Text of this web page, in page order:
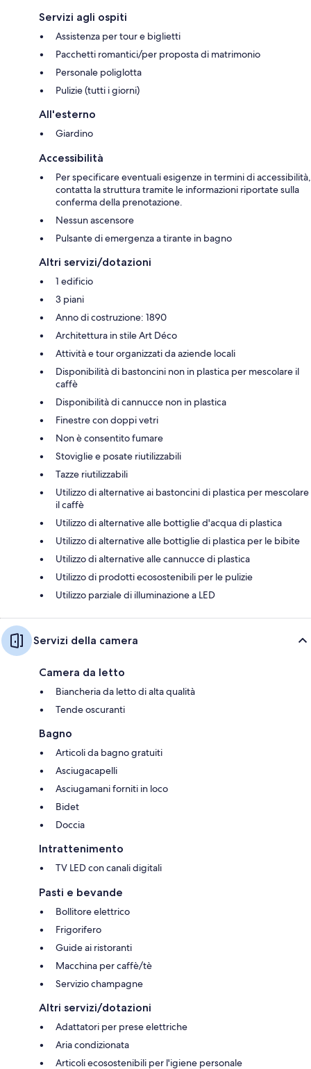
Servizi agli ospiti
Assistenza per tour e biglietti
Pacchetti romantici/per proposta di matrimonio
Personale poliglotta
Pulizie (tutti i giorni)
All'esterno
Giardino
Accessibilità
Per specificare eventuali esigenze in termini di accessibilità,
contatta la struttura tramite le informazioni riportate sulla
conferma della prenotazione.
Nessun ascensore
Pulsante di emergenza a tirante in bagno
Altri servizi/dotazioni
1 edificio
3 piani
Anno di costruzione: 1890
Architettura in stile Art Déco
Attività e tour organizzati da aziende locali
Disponibilità di bastoncini non in plastica per mescolare il
caffè
Disponibilità di cannucce non in plastica
Finestre con doppi vetri
Non è consentito fumare
Stoviglie e posate riutilizzabili
Tazze riutilizzabili
Utilizzo di alternative ai bastoncini di plastica per mescolare
il caffè
Utilizzo di alternative alle bottiglie d'acqua di plastica
Utilizzo di alternative alle bottiglie di plastica per le bibite
Utilizzo di alternative alle cannucce di plastica
Utilizzo di prodotti ecosostenibili per le pulizie
Utilizzo parziale di illuminazione a LED
Servizi della camera
Camera da letto
Biancheria da letto di alta qualità
Tende oscuranti
Bagno
Articoli da bagno gratuiti
Asciugacapelli
Asciugamani forniti in loco
Bidet
Doccia
Intrattenimento
TV LED con canali digitali
Pasti e bevande
Bollitore elettrico
Frigorifero
Guide ai ristoranti
Macchina per caffè/tè
Servizio champagne
Altri servizi/dotazioni
Adattatori per prese elettriche
Aria condizionata
Articoli ecosostenibili per l'igiene personale